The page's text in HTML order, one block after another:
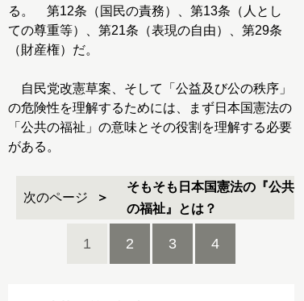
る。 第12条（国民の責務）、第13条（人とし
ての尊重等）、第21条（表現の自由）、第29条
（財産権）だ。
自民党改憲草案、そして「公益及び公の秩序」
の危険性を理解するためには、まず日本国憲法の
「公共の福祉」の意味とその役割を理解する必要
がある。
次のページ
そもそも日本国憲法の『公共
の福祉』とは？
1 2 3 4